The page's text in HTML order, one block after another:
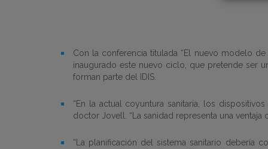
Con la conferencia titulada “El nuevo modelo
inaugurado este nuevo ciclo, que pretende ser
forman parte del IDIS.
“En la actual coyuntura sanitaria, los
doctor Jovell. “La sanidad representa una
“La planificación del sistema sanitario debería